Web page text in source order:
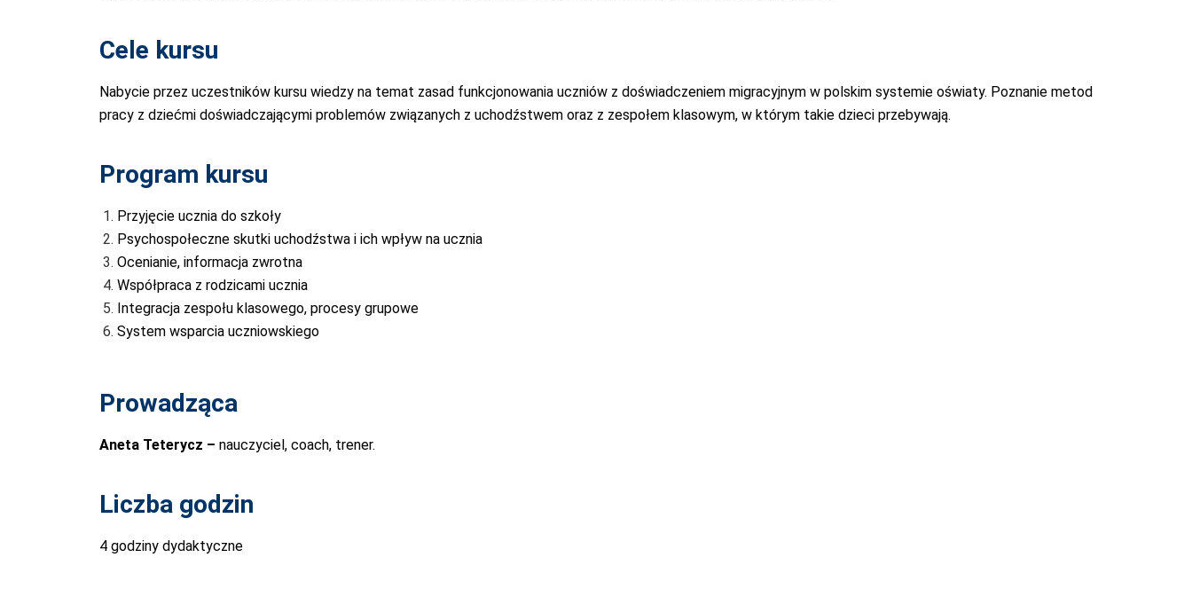
Cele kursu
Nabycie przez uczestników kursu wiedzy na temat zasad funkcjonowania uczniów z doświadczeniem migracyjnym w polskim systemie oświaty. Poznanie metod
pracy z dziećmi doświadczającymi problemów związanych z uchodźstwem oraz z zespołem klasowym, w którym takie dzieci przebywają.
Program kursu
Przyjęcie ucznia do szkoły
Psychospołeczne skutki uchodźstwa i ich wpływ na ucznia
Ocenianie, informacja zwrotna
Współpraca z rodzicami ucznia
Integracja zespołu klasowego, procesy grupowe
System wsparcia uczniowskiego
Prowadząca
Aneta Teterycz – nauczyciel, coach, trener.
Liczba godzin
4 godziny dydaktyczne